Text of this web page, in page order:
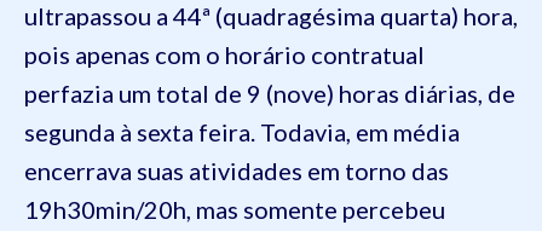
ultrapassou a 44ª (quadragésima quarta) hora,
pois apenas com o horário contratual
perfazia um total de 9 (nove) horas diárias, de
segunda à sexta feira. Todavia, em média
encerrava suas atividades em torno das
19h30min/20h, mas somente percebeu